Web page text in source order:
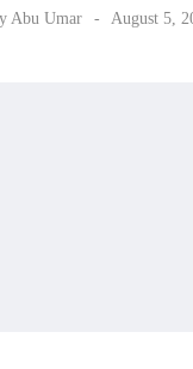
Abu Umar August 5,